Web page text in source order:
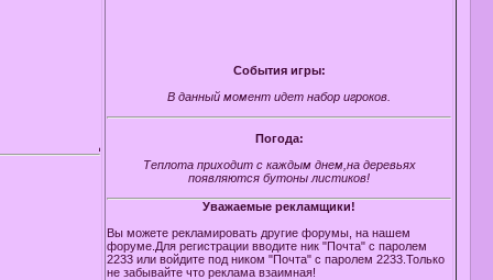
Добро пожаловать на нашу замечательную ролевую игру по Witch!!!
События игры:
В данный момент идет набор игроков.
Погода:
Теплота приходит с каждым днем,на деревьях
появляются бутоны листиков!
Уважаемые рекламщики!
Вы можете рекламировать другие форумы, на нашем
форуме.Для регистрации вводите ник "Почта" с паролем
2233 или войдите под ником "Почта" с паролем 2233.Только
не забывайте что реклама взаимная!